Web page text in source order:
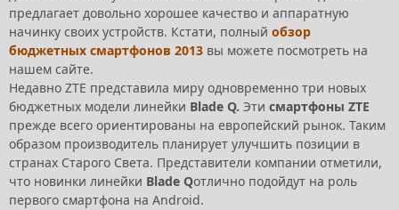
предлагает довольно хорошее качество и аппаратную
начинку своих устройств. Кстати, полный обзор
бюджетных смартфонов 2013 вы можете посмотреть на
нашем сайте.
Недавно ZTE представила миру одновременно три новых
бюджетных модели линейки Blade Q. Эти смартфоны ZTE
прежде всего ориентированы на европейский рынок. Таким
образом производитель планирует улучшить позиции в
странах Старого Света. Представители компании отметили,
что новинки линейки Blade Qотлично подойдут на роль
первого смартфона на Android.